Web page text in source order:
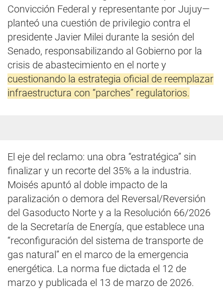
Convicción Federal y representante por Jujuy—
planteó una cuestión de privilegio contra el
presidente Javier Milei durante la sesión del
Senado, responsabilizando al Gobierno por la
crisis de abastecimiento en el norte y
cuestionando la estrategia oficial de reemplazar
infraestructura con “parches” regulatorios.
El eje del reclamo: una obra “estratégica” sin
finalizar y un recorte del 35% a la industria.
Moisés apuntó al doble impacto de la
paralización o demora del Reversal/Reversión
del Gasoducto Norte y a la Resolución 66/2026
de la Secretaría de Energía, que establece una
“reconfiguración del sistema de transporte de
gas natural” en el marco de la emergencia
energética. La norma fue dictada el 12 de
marzo y publicada el 13 de marzo de 2026.